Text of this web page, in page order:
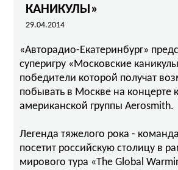
КАНИКУЛЫ»
29.04.2014
«Авторадио-Екатеринбург»
суперигру «Московские
победители которой получат
побывать в Москве на концерте
американской группы Aerosmith.
Легенда тяжелого рока -
посетит российскую столицу в
мирового тура «The Global